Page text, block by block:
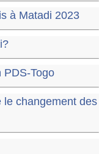
à Matadi 2023
PDS-Togo
le changement des